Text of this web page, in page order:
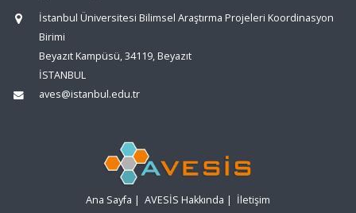
İstanbul Üniversitesi Bilimsel Araştırma Projeleri Koordinasyon
Birimi
Beyazıt Kampüsü, 34119, Beyazıt
İSTANBUL
aves@istanbul.edu.tr
Ana Sayfa | AVESİS Hakkında | İletişim